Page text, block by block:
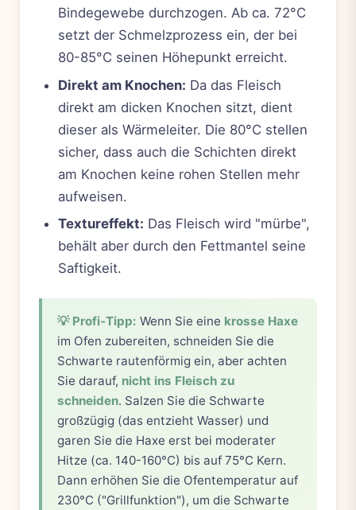
Bindegewebe durchzogen. Ab ca. 72°C
setzt der Schmelzprozess ein, der bei
80-85°C seinen Höhepunkt erreicht.
Direkt am Knochen: Da das Fleisch
direkt am dicken Knochen sitzt, dient
dieser als Wärmeleiter. Die 80°C stellen
sicher, dass auch die Schichten direkt
am Knochen keine rohen Stellen mehr
aufweisen.
Textureffekt: Das Fleisch wird "mürbe",
behält aber durch den Fettmantel seine
Saftigkeit.
💡 Profi-Tipp: Wenn Sie eine krosse Haxe
im Ofen zubereiten, schneiden Sie die
Schwarte rautenförmig ein, aber achten
Sie darauf, nicht ins Fleisch zu
schneiden. Salzen Sie die Schwarte
großzügig (das entzieht Wasser) und
garen Sie die Haxe erst bei moderater
Hitze (ca. 140-160°C) bis auf 75°C Kern.
Dann erhöhen Sie die Ofentemperatur auf
230°C ("Grillfunktion"), um die Schwarte